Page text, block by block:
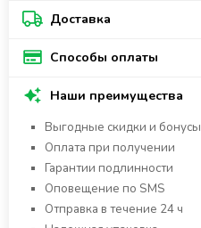
Доставка
Способы оплаты
Наши преимущества
Выгодные скидки и бонусы
Оплата при получении
Гарантии подлинности
Оповещение по SMS
Отправка в течение 24 ч